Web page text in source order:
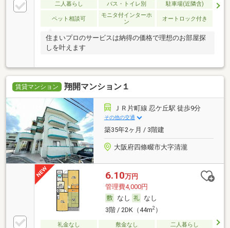
二人暮らし バス・トイレ別 駐車場(近隣含)
ペット相談可
モニタ付インターホ
ン
オートロック付き
住まいプロのサービスは納得の価格で理想のお部屋探
しを叶えます
賃貸マンション 翔開マンション１
ＪＲ片町線 忍ケ丘駅 徒歩9分
その他の交通
築35年2ヶ月 / 3階建
大阪府四條畷市大字清瀧
6.10万円
管理費4,000円
なし
なし
3階 / 2DK（44m2）
礼金なし 敷金なし 二人暮らし